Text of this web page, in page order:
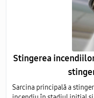
Stingerea
Sarcina principală a